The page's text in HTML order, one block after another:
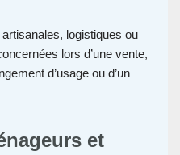
logistiques ou
lors d’une vente,
d’usage ou d’un
et